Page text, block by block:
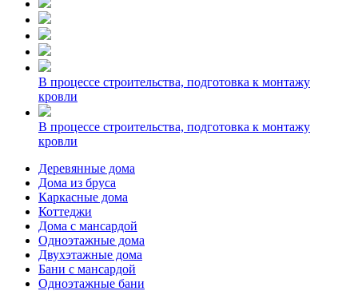
В процессе строительства, подготовка к монтажу
кровли
В процессе строительства, подготовка к монтажу
кровли
Деревянные дома
Дома из бруса
Каркасные дома
Коттеджи
Дома с мансардой
Одноэтажные дома
Двухэтажные дома
Бани с мансардой
Одноэтажные бани